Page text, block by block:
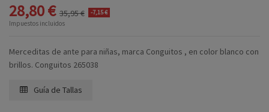
28,80 € 35,95 € -7,15 €
Impuestos incluidos
Merceditas de ante para niñas, marca Conguitos , en color blanco con
brillos. Conguitos 265038
Guía de Tallas